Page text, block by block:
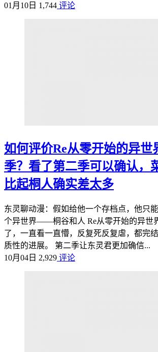
01月10日 1,744 评论
如何评价Re从零开始的异世
季？看了第二季可以确认，
比起桐人确实差太多
东灵聊动漫：假如给他一个存档点，他只
个异世界——桐谷和人 Re从零开始的异世
了，一直看一直懵，反复死反复虐，都完
质性的进展。 第二季让东灵君更加确信...
10月04日 2,929 评论